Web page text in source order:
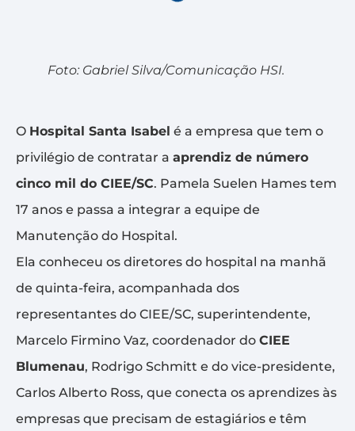
Foto: Gabriel Silva/Comunicação HSI.
O Hospital Santa Isabel é a empresa que tem o
privilégio de contratar a aprendiz de número
cinco mil do CIEE/SC. Pamela Suelen Hames tem
17 anos e passa a integrar a equipe de
Manutenção do Hospital.
Ela conheceu os diretores do hospital na manhã
de quinta-feira, acompanhada dos
representantes do CIEE/SC, superintendente,
Marcelo Firmino Vaz, coordenador do CIEE
Blumenau, Rodrigo Schmitt e do vice-presidente,
Carlos Alberto Ross, que conecta os aprendizes às
empresas que precisam de estagiários e têm